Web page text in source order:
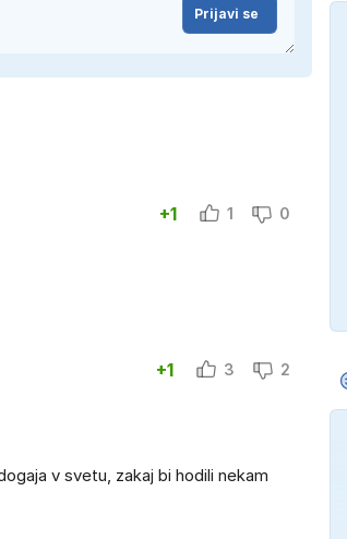
Prijavi se
+1 1 0
+1 3 2
v svetu, zakaj bi hodili nekam